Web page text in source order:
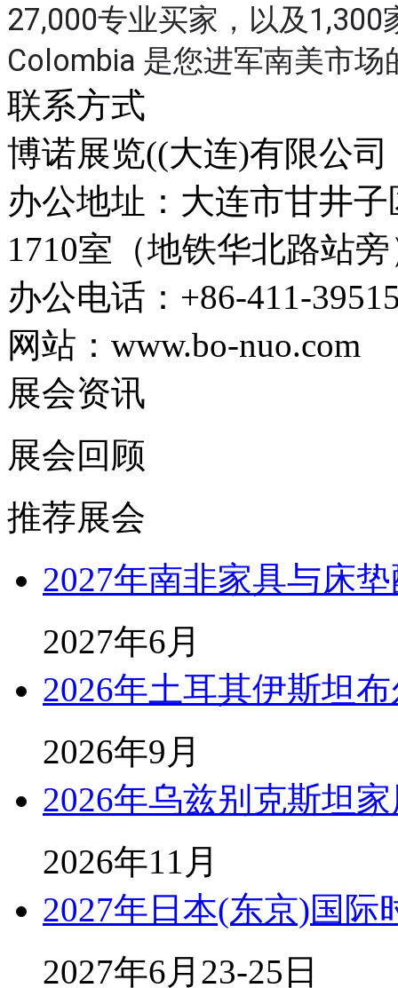
27,000专业买家，以及
Colombia 是您进军南美市场
联系方式
博诺展览((大连)有限公司
办公地址：大连市甘井
1710室（地铁华北路站
办公电话：+86-411-
网站：www.bo-nuo.com
展会资讯
展会回顾
推荐展会
2027年南非家具与床
2027年6月
2026年土耳其伊斯坦
2026年9月
2026年乌兹别克斯坦
2026年11月
2027年日本(东京)国际
2027年6月23-25日